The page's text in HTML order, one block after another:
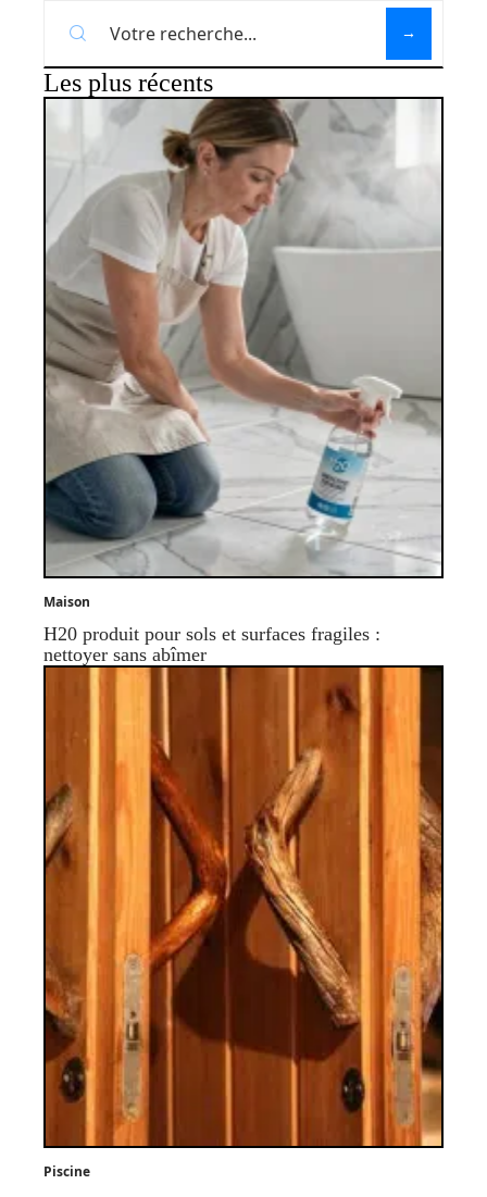
Les plus récents
Maison
H20 produit pour sols et surfaces fragiles :
nettoyer sans abîmer
Piscine